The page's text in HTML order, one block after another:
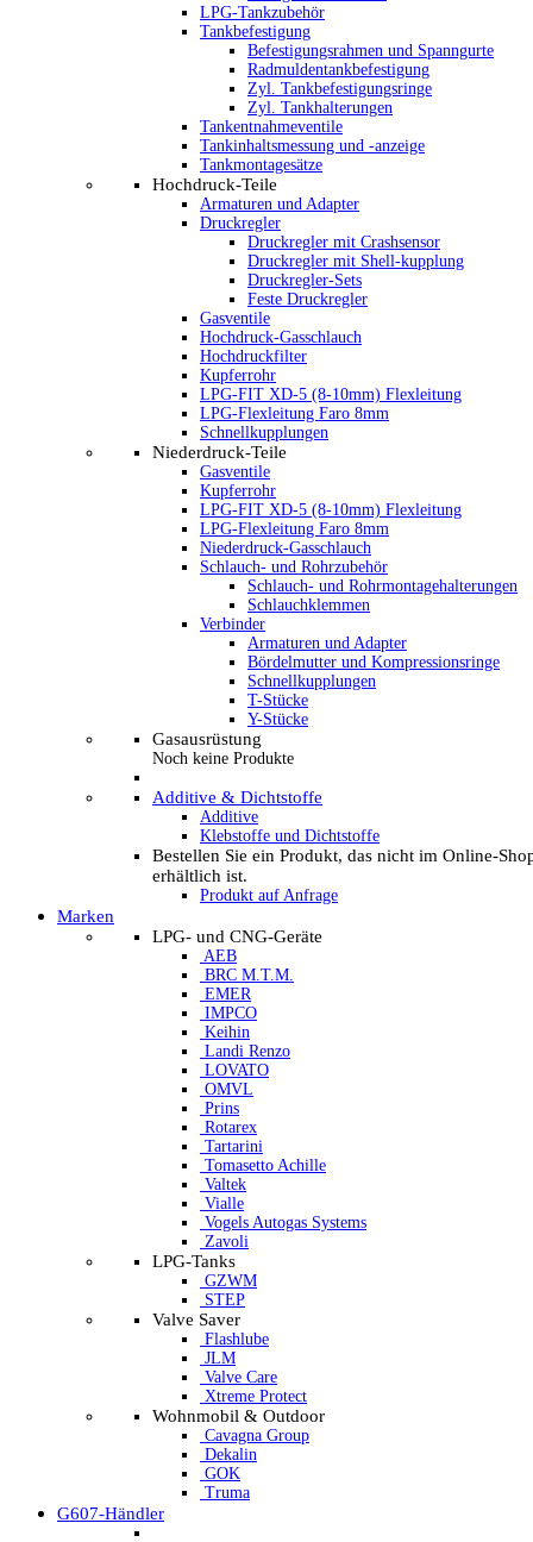
LPG-Tankzubehör
Tankbefestigung
Befestigungsrahmen und Spanngurte
Radmuldentankbefestigung
Zyl. Tankbefestigungsringe
Zyl. Tankhalterungen
Tankentnahmeventile
Tankinhaltsmessung und -anzeige
Tankmontagesätze
Hochdruck-Teile
Armaturen und Adapter
Druckregler
Druckregler mit Crashsensor
Druckregler mit Shell-kupplung
Druckregler-Sets
Feste Druckregler
Gasventile
Hochdruck-Gasschlauch
Hochdruckfilter
Kupferrohr
LPG-FIT XD-5 (8-10mm) Flexleitung
LPG-Flexleitung Faro 8mm
Schnellkupplungen
Niederdruck-Teile
Gasventile
Kupferrohr
LPG-FIT XD-5 (8-10mm) Flexleitung
LPG-Flexleitung Faro 8mm
Niederdruck-Gasschlauch
Schlauch- und Rohrzubehör
Schlauch- und Rohrmontagehalterungen
Schlauchklemmen
Verbinder
Armaturen und Adapter
Bördelmutter und Kompressionsringe
Schnellkupplungen
T-Stücke
Y-Stücke
Gasausrüstung
Noch keine Produkte
Additive & Dichtstoffe
Additive
Klebstoffe und Dichtstoffe
Bestellen Sie ein Produkt, das nicht im Online-
erhältlich ist.
Produkt auf Anfrage
Marken
LPG- und CNG-Geräte
AEB
BRC M.T.M.
EMER
IMPCO
Keihin
Landi Renzo
LOVATO
OMVL
Prins
Rotarex
Tartarini
Tomasetto Achille
Valtek
Vialle
Vogels Autogas Systems
Zavoli
LPG-Tanks
GZWM
STEP
Valve Saver
Flashlube
JLM
Valve Care
Xtreme Protect
Wohnmobil & Outdoor
Cavagna Group
Dekalin
GOK
Truma
G607-Händler